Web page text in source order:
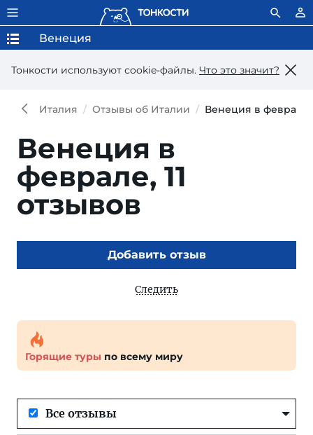
Тонкости используют сookie-файлы. Что это значит?
Венеция
Италия Отзывы об Италии Венеция в феврале
Венеция в
феврале, 11
отзывов
Добавить отзыв
Следить
Горящие туры по всему миру
Все отзывы